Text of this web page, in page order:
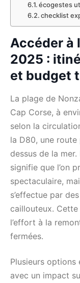
écogestes
checklist
Accéder à
2025 :
et budget
La plage de
Cap Corse, à
selon la
la D80, une
dessus de la
signifie que l’on
spectaculaire,
s’effectue par
caillouteux.
l’effort à la
fermées.
Plusieurs options
avec un impact